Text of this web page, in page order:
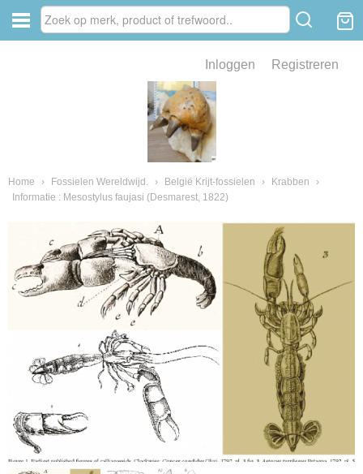
Inloggen Registreren
Home › Fossielen Wereldwijd. › België Krijt-fossielen › Krabben
›
Informatie : Mesostylus faujasi (Desmarest, 1822)
van fossielen en mineralen